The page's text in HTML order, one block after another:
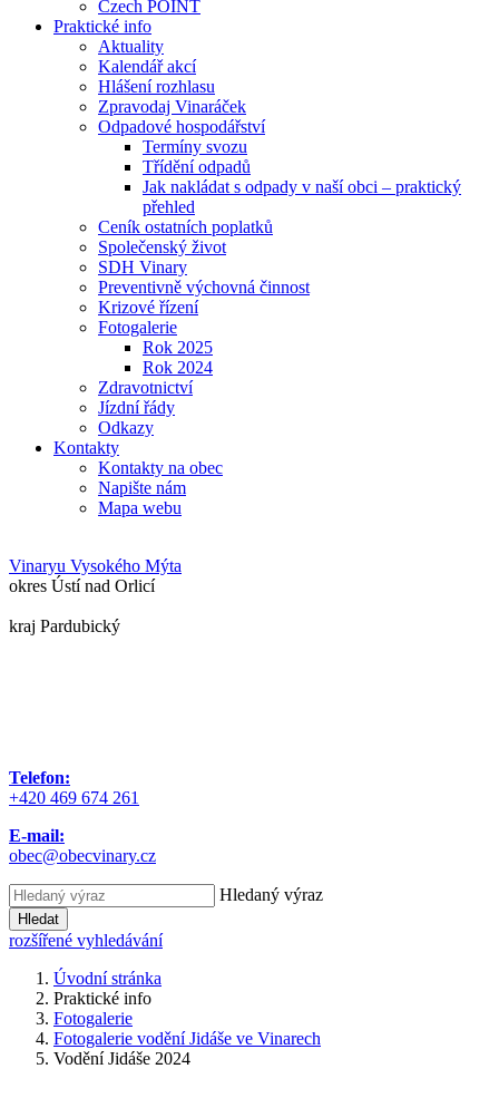
Czech POINT
Praktické info
Aktuality
Kalendář akcí
Hlášení rozhlasu
Zpravodaj Vinaráček
Odpadové hospodářství
Termíny svozu
Třídění odpadů
Jak nakládat s odpady v naší obci – praktický
přehled
Ceník ostatních poplatků
Společenský život
SDH Vinary
Preventivně výchovná činnost
Krizové řízení
Fotogalerie
Rok 2025
Rok 2024
Zdravotnictví
Jízdní řády
Odkazy
Kontakty
Kontakty na obec
Napište nám
Mapa webu
Vinaryu Vysokého Mýta
okres Ústí nad Orlicí
kraj Pardubický
Telefon:
+420 469 674 261
E-mail:
obec@obecvinary.cz
Hledaný výraz
Hledat
rozšířené vyhledávání
Úvodní stránka
Praktické info
Fotogalerie
Fotogalerie vodění Jidáše ve Vinarech
Vodění Jidáše 2024